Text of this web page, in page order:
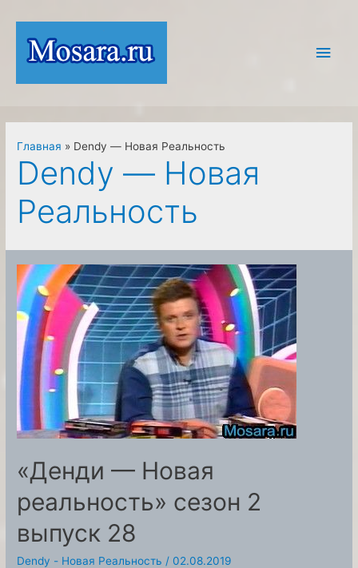
содержимому
Главная Dendy — Новая Реальность
Dendy — Новая
Реальность
«Денди — Новая
реальность» сезон 2
выпуск 28
Dendy - Новая Реальность /02.08.2019